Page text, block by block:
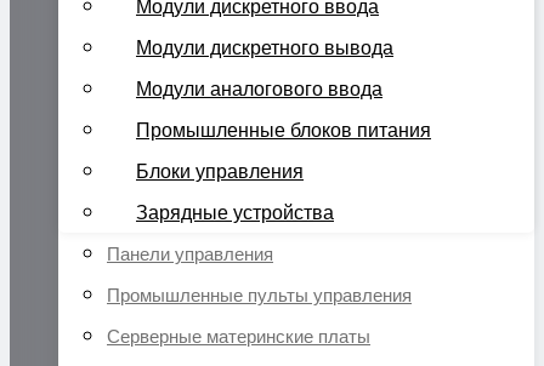
Модули дискретного ввода
Модули дискретного вывода
Модули аналогового ввода
Промышленные блоков питания
Блоки управления
Зарядные устройства
Панели управления
Промышленные пульты управления
Серверные материнские платы